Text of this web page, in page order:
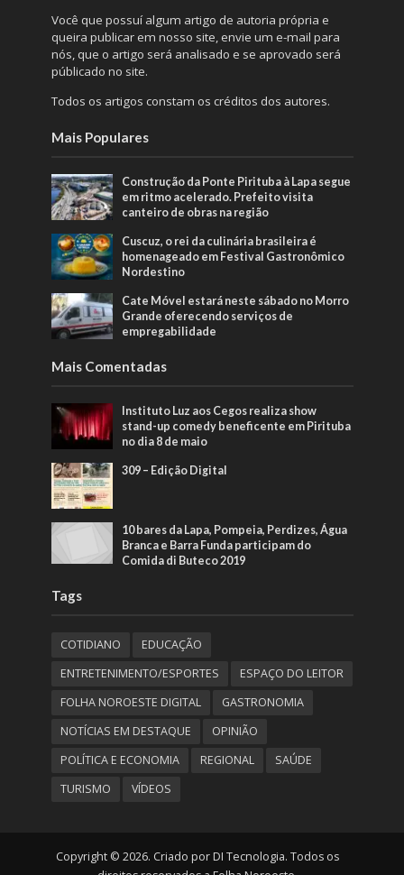
Você que possuí algum artigo de autoria própria e
queira publicar em nosso site, envie um e-mail para
nós, que o artigo será analisado e se aprovado será
públicado no site.
Todos os artigos constam os créditos dos autores.
Mais Populares
Construção da Ponte Pirituba à Lapa segue
em ritmo acelerado. Prefeito visita
canteiro de obras na região
Cuscuz, o rei da culinária brasileira é
homenageado em Festival Gastronômico
Nordestino
Cate Móvel estará neste sábado no Morro
Grande oferecendo serviços de
empregabilidade
Mais Comentadas
Instituto Luz aos Cegos realiza show
stand-up comedy beneficente em Pirituba
no dia 8 de maio
309 – Edição Digital
10 bares da Lapa, Pompeia, Perdizes, Água
Branca e Barra Funda participam do
Comida di Buteco 2019
Tags
COTIDIANO
EDUCAÇÃO
ENTRETENIMENTO/ESPORTES
ESPAÇO DO LEITOR
FOLHA NOROESTE DIGITAL
GASTRONOMIA
NOTÍCIAS EM DESTAQUE
OPINIÃO
POLÍTICA E ECONOMIA
REGIONAL
SAÚDE
TURISMO
VÍDEOS
Copyright © 2026. Criado por DI Tecnologia. Todos os